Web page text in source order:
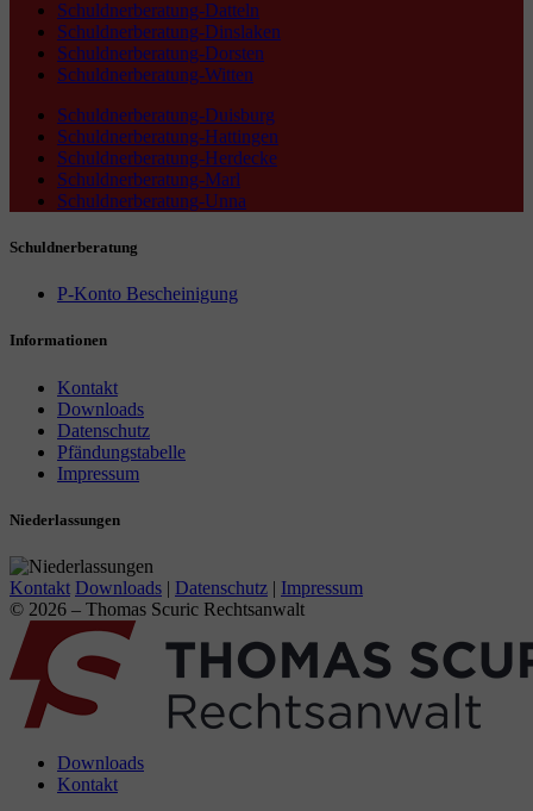
Schuldnerberatung-Datteln
Schuldnerberatung-Dinslaken
Schuldnerberatung-Dorsten
Schuldnerberatung-Witten
Schuldnerberatung-Duisburg
Schuldnerberatung-Hattingen
Schuldnerberatung-Herdecke
Schuldnerberatung-Marl
Schuldnerberatung-Unna
Schuldnerberatung
P-Konto Bescheinigung
Informationen
Kontakt
Downloads
Datenschutz
Pfändungstabelle
Impressum
Niederlassungen
Kontakt Downloads | Datenschutz | Impressum
© 2026 – Thomas Scuric Rechtsanwalt
Downloads
Kontakt